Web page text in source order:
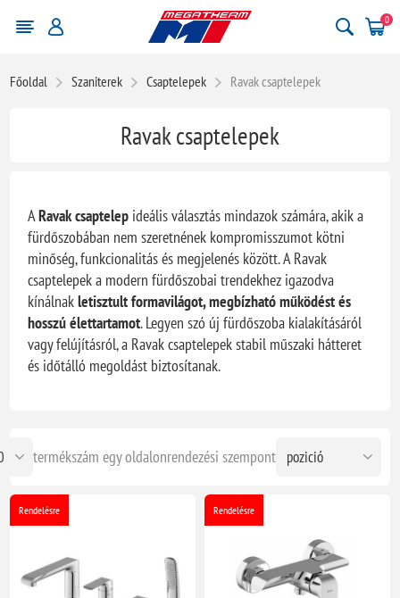
0
Főoldal Szaniterek Csaptelepek Ravak csaptelepek
Ravak csaptelepek
ARavak csaptelep ideális választás mindazok számára, akik a
fürdőszobában nem szeretnének kompromisszumot kötni
minőség, funkcionalitás és megjelenés között. A Ravak
csaptelepek a modern fürdőszobai trendekhez igazodva
kínálnakletisztult formavilágot, megbízható működést és
hosszú élettartamot. Legyen szó új fürdőszoba kialakításáról
vagy felújításról, a Ravak csaptelepek stabil műszaki hátteret
és időtálló megoldást biztosítanak.
rendezési szempont
termékszám egy oldalon
Rendelésre Rendelésre